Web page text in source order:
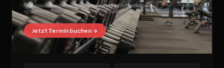
Jetzt Termin buchen →